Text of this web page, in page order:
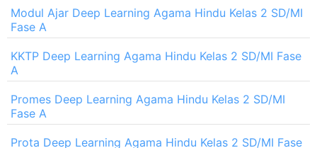
Modul Ajar Deep Learning Agama Hindu Kelas 2 SD/MI
Fase A
KKTP Deep Learning Agama Hindu Kelas 2 SD/MI Fase
A
Promes Deep Learning Agama Hindu Kelas 2 SD/MI
Fase A
Prota Deep Learning Agama Hindu Kelas 2 SD/MI Fase